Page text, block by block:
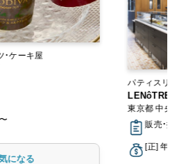
・ケーキ屋
になる
パティスリー・ス
LENôTRE＜ル
東京都 中央区
販売・接客
[正] 年収300